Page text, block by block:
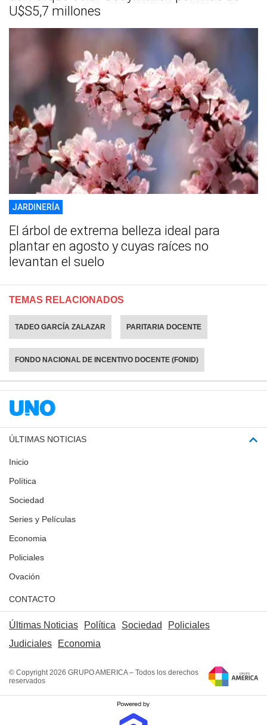
U$S5,7 millones
JARDINERÍA
El árbol de extrema belleza ideal para
plantar en agosto y cuyas raíces no
levantan el suelo
TEMAS RELACIONADOS
TADEO GARCÍA ZALAZAR PARITARIA DOCENTE
FONDO NACIONAL DE INCENTIVO DOCENTE (FONID)
ÚLTIMAS NOTICIAS
Inicio
Política
Sociedad
Series y Películas
Economia
Policiales
Ovación
CONTACTO
Últimas Noticias Política Sociedad
Policiales
Judiciales
Economia
© Copyright 2026 GRUPO AMERICA – Todos los derechos
reservados